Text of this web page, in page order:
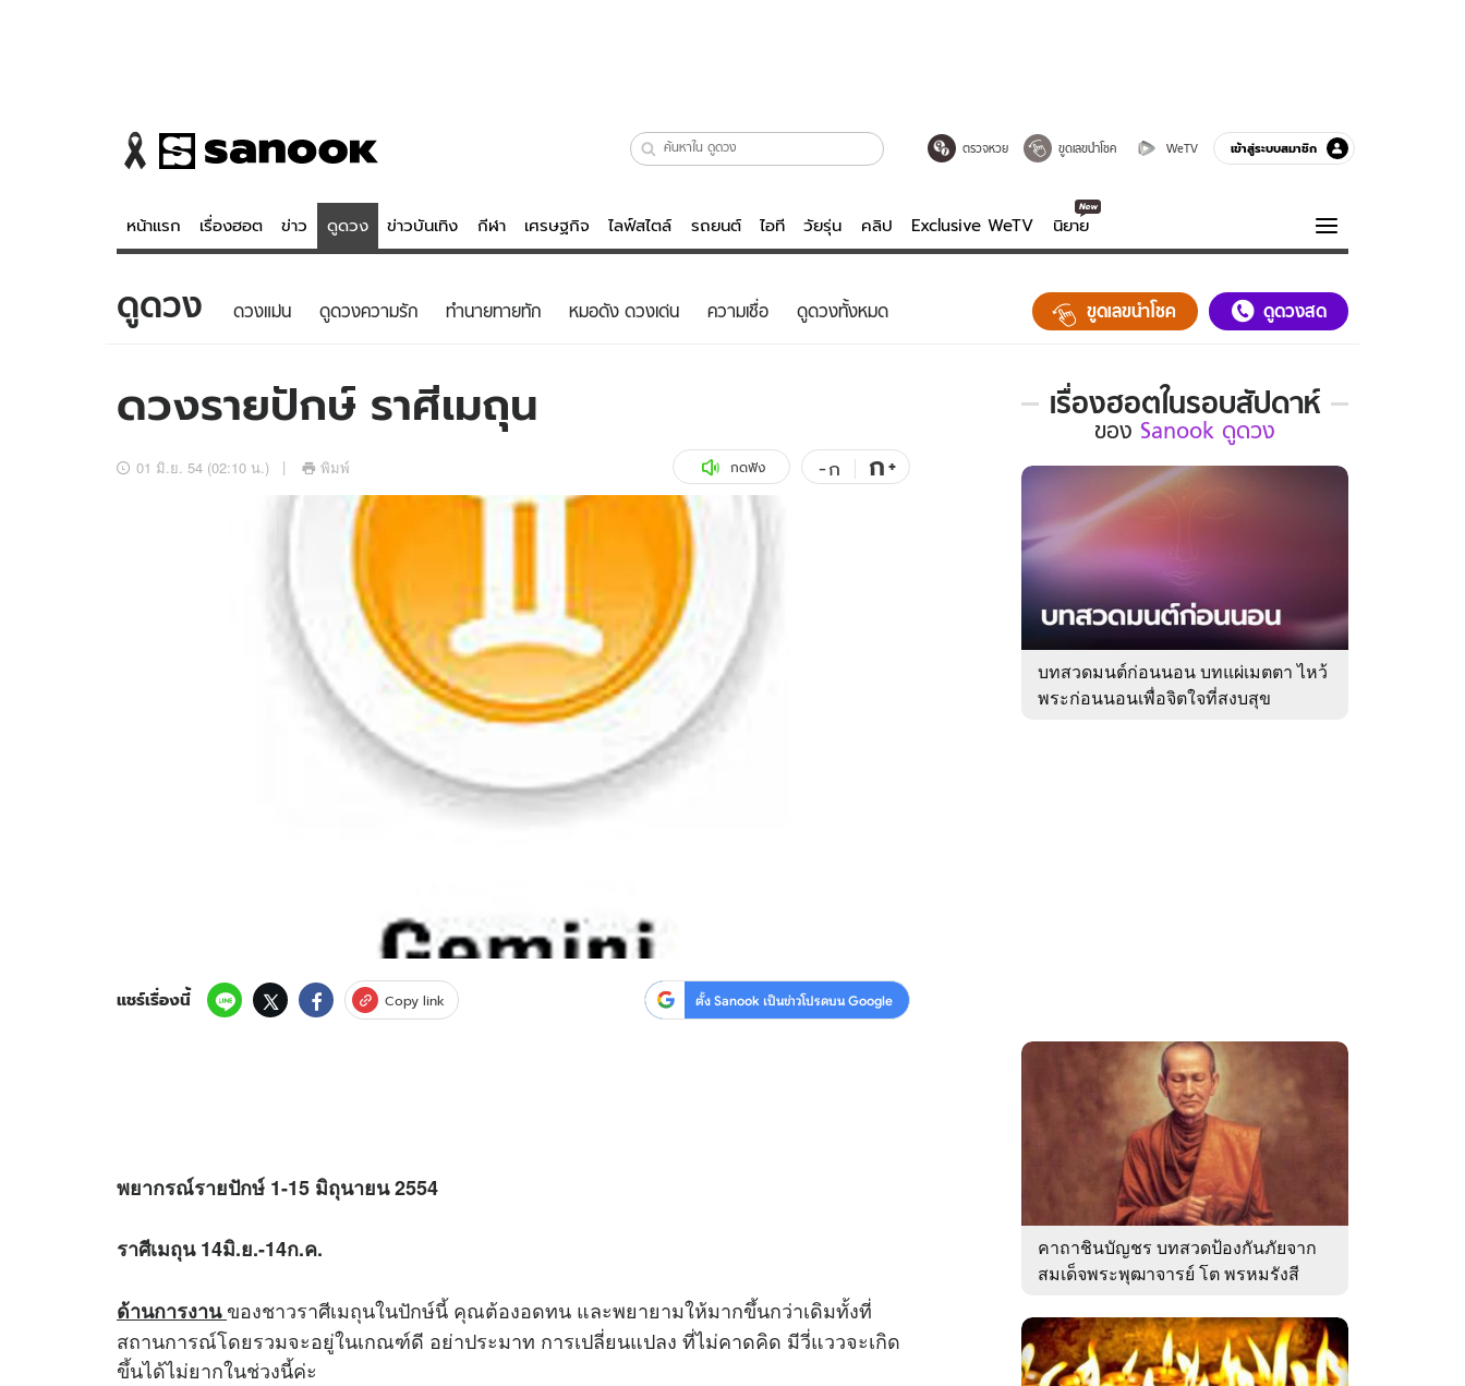
ตรวจหวย ขูดเลขนำโชค WeTV เข้าสู่ระบบสมาชิก
หน้าแรก เรื่องฮอต ข่าว ดูดวง ข่าวบันเทิง กีฬา เศรษฐกิจ ไลฟ์สไตล์ รถยนต์ ไอที วัยรุ่น คลิป Exclusive WeTV นิยาย
ข่าว
ข่าวบันเทิง
ดูดวง - ตรวจหวย
สถิติหวยไทย
ไลฟ์สไตล์
รถยนต์
สุขภาพ
เที่ยว-กิน
Tasteful Thailand
Sanook Choice
คลิป
พอดแคสต์
ความรู้รอบตัว
ฮาวทู
ติดตามสนุกโซเชียลได้ที่
ดูดวง ดวงแม่น ดูดวงความรัก ทํานายทายทัก หมอดัง ดวงเด่น ความเชื่อ ดูดวงทั้งหมด ขูดเลขนำโชค ดูดวงสด
ดวงรายปักษ์ ราศีเมถุน
01 มิ.ย. 54 (02:10 น.) พิมพ์ กดฟัง -ก ก+
แชร์เรื่องนี้ Copy link ตั้ง Sanook เป็นข่าวโปรดบน Google
พยากรณ์รายปักษ์ 1-15 มิถุนายน 2554
ราศีเมถุน 14มิ.ย.-14ก.ค.
ด้านการงานของชาวราศีเมถุนในปักษ์นี้ คุณต้องอดทน และพยายามให้มากขึ้นกว่าเดิมทั้งที่
สถานการณ์โดยรวมจะอยู่ในเกณฑ์ดี อย่าประมาท การเปลี่ยนแปลง ที่ไม่คาดคิด มีวี่แววจะเกิด
ขึ้นได้ไม่ยากในช่วงนี้ค่ะ
เรื่องฮอตในรอบสัปดาห์
เรื่อง
ใน
รอบ
ของ
Sanook
ดูด
ของ Sanook ดูดวง
บทสวดมนต์ก่อนนอน บทแผ่เมตตา ไหว้
พระก่อนนอนเพื่อจิตใจที่สงบสุข
คาถาชินบัญชร บทสวดป้องกันภัยจาก
สมเด็จพระพุฒาจารย์ โต พรหมรังสี